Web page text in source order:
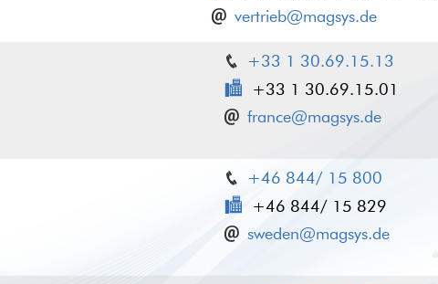
vertrieb@magsys.de
+33 1 30.69.15.13
+33 1 30.69.15.01
france@magsys.de
+46 844/ 15 800
+46 844/ 15 829
sweden@magsys.de